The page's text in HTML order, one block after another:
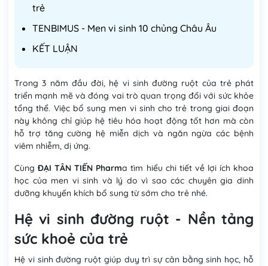
trẻ
TENBIMUS - Men vi sinh 10 chủng Châu Âu
KẾT LUẬN
Trong 3 năm đầu đời, hệ vi sinh đường ruột của trẻ phát
triển mạnh mẽ và đóng vai trò quan trọng đối với sức khỏe
tổng thể. Việc bổ sung men vi sinh cho trẻ trong giai đoạn
này không chỉ giúp hệ tiêu hóa hoạt động tốt hơn mà còn
hỗ trợ tăng cường hệ miễn dịch và ngăn ngừa các bệnh
viêm nhiễm, dị ứng.
CùngĐẠI TÂN TIẾN Pharma tìm hiểu chi tiết về lợi ích khoa
học của men vi sinh và lý do vì sao các chuyên gia dinh
dưỡng khuyến khích bổ sung từ sớm cho trẻ nhé.
Hệ vi sinh đường ruột - Nền tảng
sức khoẻ của trẻ
Hệ vi sinh đường ruột giúp duy trì sự cân bằng sinh học, hỗ